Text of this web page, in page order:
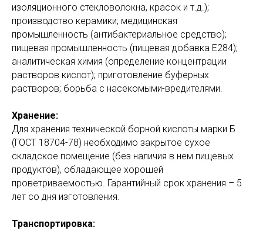
изоляционного стекловолокна, красок и т.д.);
производство керамики; медицинская
промышленность (антибактериальное средство);
пищевая промышленность (пищевая добавка E284);
аналитическая химия (определение концентрации
растворов кислот); приготовление буферных
растворов; борьба с насекомыми-вредителями.
Хранение:
Для хранения технической борной кислоты марки Б
(ГОСТ 18704-78) необходимо закрытое сухое
складское помещение (без наличия в нем пищевых
продуктов), обладающее хорошей
проветриваемостью. Гарантийный срок хранения – 5
лет со дня изготовления.
Транспортировка: